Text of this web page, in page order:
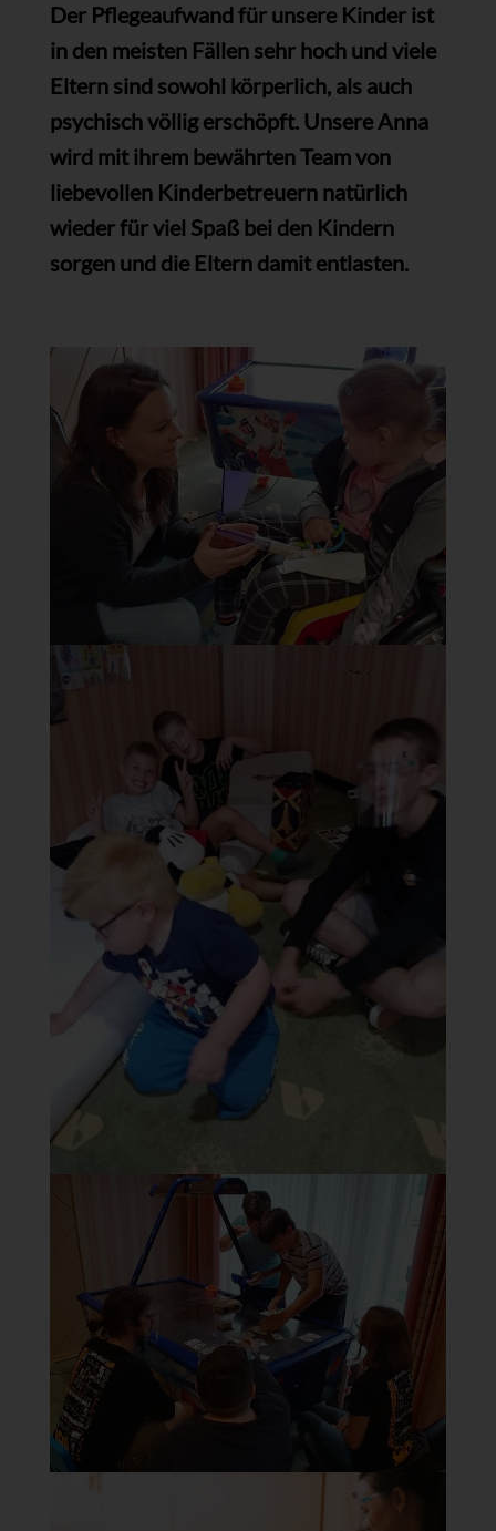
Der Pflegeaufwand für unsere Kinder ist
in den meisten Fällen sehr hoch und viele
Eltern sind sowohl körperlich, als auch
psychisch völlig erschöpft. Unsere Anna
wird mit ihrem bewährten Team von
liebevollen Kinderbetreuern natürlich
wieder für viel Spaß bei den Kindern
sorgen und die Eltern damit entlasten.